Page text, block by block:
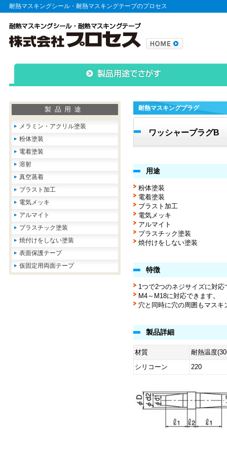
耐熱マスキングシール・耐熱マスキングテープのプロセス
製品用途
メラミン・アクリル塗装
粉体塗装
電着塗装
溶射
真空蒸着
ブラスト加工
電気メッキ
アルマイト
プラスチック塗装
焼付けをしない塗装
表面保護テープ
仮固定用両面テープ
耐熱マスキングプラグ
ワッシャープラグB
用途
粉体塗装
電着塗装
ブラスト加工
電気メッキ
アルマイト
プラスチック塗装
焼付けをしない塗装
特徴
1つで2つのネジサイズに対応
M4～M18に対応できます。
穴と同時に穴の周囲もマスキ
製品詳細
材質
耐熱温度
シリコーン
220